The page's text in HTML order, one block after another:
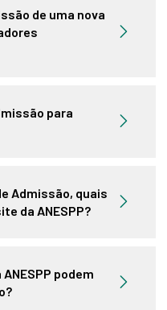
de uma nova
para
Admissão, quais
da ANESPP?
podem